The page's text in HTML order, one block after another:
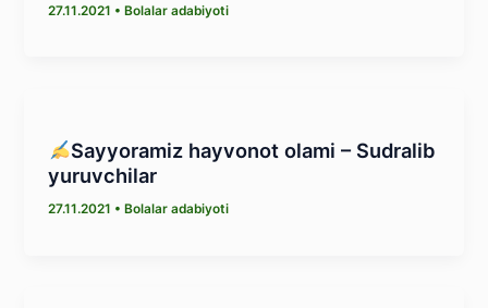
27.11.2021 •Bolalar adabiyoti
Sayyoramiz hayvonot olami – Sudralib
yuruvchilar
27.11.2021 • Bolalar adabiyoti